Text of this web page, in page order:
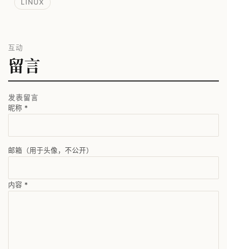
LINUX
互动
留言
发表留言
昵称 *
邮箱（用于头像，不公开）
内容 *